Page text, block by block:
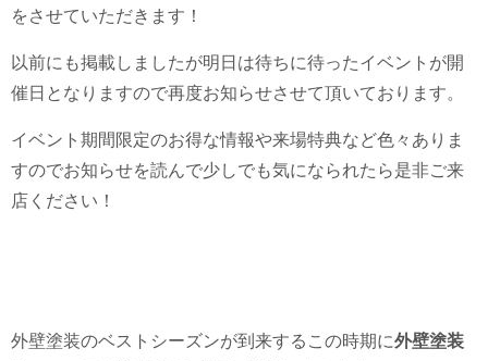
をさせていただきます！
以前にも掲載しましたが明日は待ちに待ったイベントが開
催日となりますので再度お知らせさせて頂いております。
イベント期間限定のお得な情報や来場特典など色々ありま
すのでお知らせを読んで少しでも気になられたら是非ご来
店ください！
外壁塗装のベストシーズンが到来するこの時期に外壁塗装